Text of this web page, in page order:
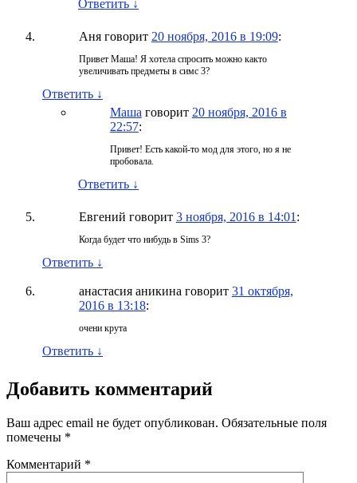
Ответить ↓
Аня говорит 20 ноября, 2016 в 19:09:
Привет Маша! Я хотела спросить можно както
увеличивать предметы в симс 3?
Ответить ↓
Маша говорит 20 ноября, 2016 в
22:57:
Привет! Есть какой-то мод для этого, но я не
пробовала.
Ответить ↓
Евгений говорит 3 ноября, 2016 в 14:01 :
Когда будет что нибудь в Sims 3?
Ответить ↓
анастасия аникина говорит 31 октября,
2016 в 13:18:
очени крута
Ответить ↓
Добавить комментарий
Ваш адрес email не будет опубликован. Обязательные поля
помечены *
Комментарий *